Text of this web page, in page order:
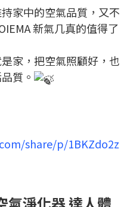
家中的空氣品質，又不
新氣几真的值得了
家，把空氣照顧好，也
質。
share/p/1BKZdo2z